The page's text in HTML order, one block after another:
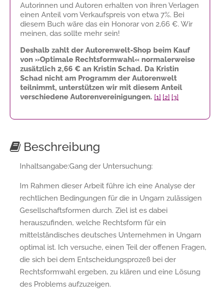
Autorinnen und Autoren erhalten von ihren Verlagen
einen Anteil vom Verkaufspreis von etwa 7%. Bei
diesem Buch wäre das ein Honorar von 2,66 €. Wir
meinen, das sollte mehr sein!
Deshalb zahlt der Autorenwelt-Shop beim Kauf
von »Optimale Rechtsformwahl« normalerweise
zusätzlich 2,66 € an Kristin Schad. Da Kristin
Schad nicht am Programm der Autorenwelt
teilnimmt, unterstützen wir mit diesem Anteil
verschiedene Autorenvereinigungen. [1] [2] [3]
Beschreibung
Inhaltsangabe:Gang der Untersuchung:
Im Rahmen dieser Arbeit führe ich eine Analyse der
rechtlichen Bedingungen für die in Ungarn zulässigen
Gesellschaftsformen durch. Ziel ist es dabei
herauszufinden, welche Rechtsform für ein
mittelständisches deutsches Unternehmen in Ungarn
optimal ist. Ich versuche, einen Teil der offenen Fragen,
die sich bei dem Entscheidungsprozeß bei der
Rechtsformwahl ergeben, zu klären und eine Lösung
des Problems aufzuzeigen.